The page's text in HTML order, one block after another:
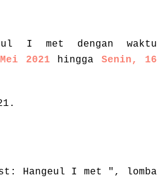
I met dengan waktu
2021 hingga Senin, 16
Hangeul I met ", lomba